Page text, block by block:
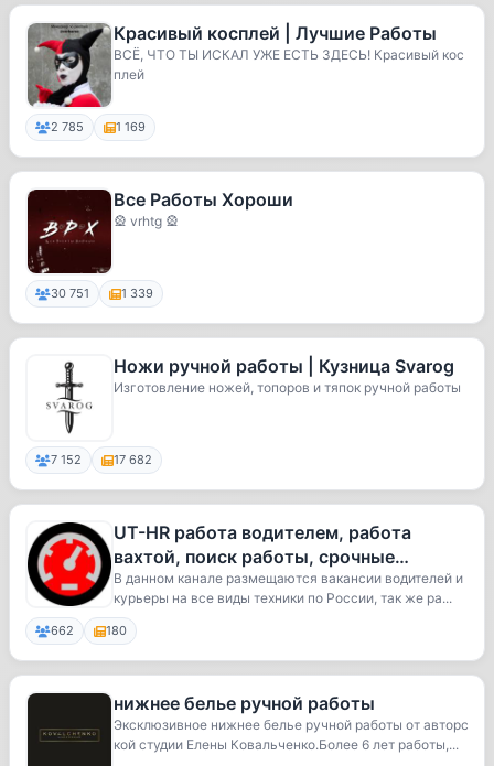
Красивый косплей | Лучшие Работы
ВСЁ, ЧТО ТЫ ИСКАЛ УЖЕ ЕСТЬ ЗДЕСЬ! Красивый кос
плей
2 785 1 169
Все Работы Хороши
🎡 vrhtg 🎡
30 751 1 339
Ножи ручной работы | Кузница Svarog
Изготовление ножей, топоров и тяпок ручной работы
7 152 17 682
UT-HR работа водителем, работа
вахтой, поиск работы, срочные
вакансии
В данном канале размещаются вакансии водителей и
курьеры на все виды техники по России, так же ра...
662 180
нижнее белье ручной работы
Эксклюзивное нижнее белье ручной работы от авторс
кой студии Елены Ковальченко.Более 6 лет работы,...